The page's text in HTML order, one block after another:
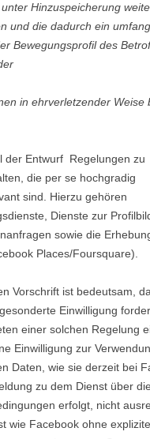
Hinzuspeicherung
und die dadurch ein
Bewegungsprofil des
in ehrverletzender Weise
der Entwurf Regelungen zu
die per se hochgradig
sind. Hierzu gehören
Dienste zur
sowie die
Places/Foursquare).
Vorschrift ist bedeutsam,
gesonderte Einwilligung
einer solchen Regelung
Einwilligung zur
Daten, wie sie derzeit bei
zu dem Dienst über
erfolgt, nicht
wie Facebook ohne